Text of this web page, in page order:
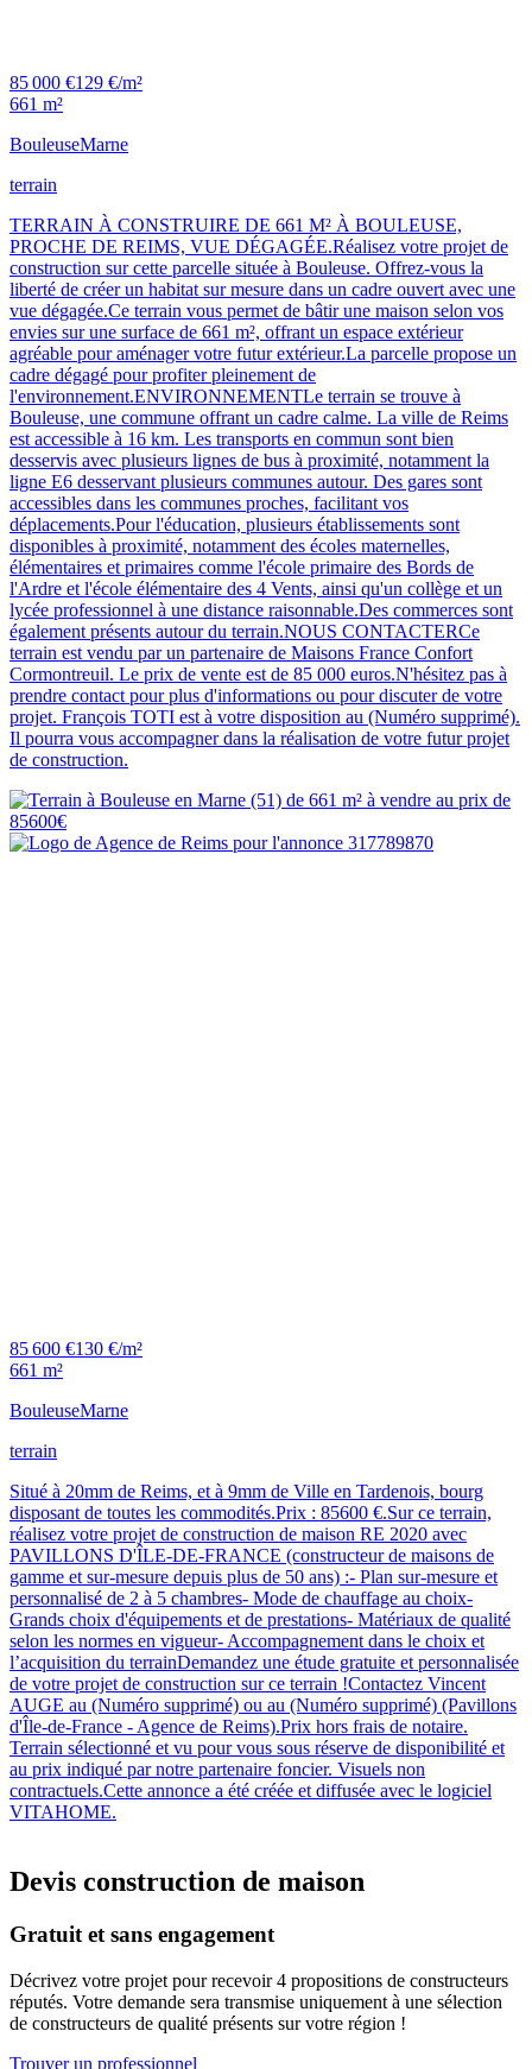
85 000 €129 €/m²
661 m²
BouleuseMarne
terrain
TERRAIN À CONSTRUIRE DE 661 M² À BOULEUSE,
PROCHE DE REIMS, VUE DÉGAGÉE.Réalisez votre projet de
construction sur cette parcelle située à Bouleuse. Offrez-vous la
liberté de créer un habitat sur mesure dans un cadre ouvert avec une
vue dégagée.Ce terrain vous permet de bâtir une maison selon vos
envies sur une surface de 661 m², offrant un espace extérieur
agréable pour aménager votre futur extérieur.La parcelle propose un
cadre dégagé pour profiter pleinement de
l'environnement.ENVIRONNEMENTLe terrain se trouve à
Bouleuse, une commune offrant un cadre calme. La ville de Reims
est accessible à 16 km. Les transports en commun sont bien
desservis avec plusieurs lignes de bus à proximité, notamment la
ligne E6 desservant plusieurs communes autour. Des gares sont
accessibles dans les communes proches, facilitant vos
déplacements.Pour l'éducation, plusieurs établissements sont
disponibles à proximité, notamment des écoles maternelles,
élémentaires et primaires comme l'école primaire des Bords de
l'Ardre et l'école élémentaire des 4 Vents, ainsi qu'un collège et un
lycée professionnel à une distance raisonnable.Des commerces sont
également présents autour du terrain.NOUS CONTACTERCe
terrain est vendu par un partenaire de Maisons France Confort
Cormontreuil. Le prix de vente est de 85 000 euros.N'hésitez pas à
prendre contact pour plus d'informations ou pour discuter de votre
projet. François TOTI est à votre disposition au (Numéro supprimé).
Il pourra vous accompagner dans la réalisation de votre futur projet
de construction.
85 600 €130 €/m²
661 m²
BouleuseMarne
terrain
Situé à 20mm de Reims, et à 9mm de Ville en Tardenois, bourg
disposant de toutes les commodités.Prix : 85600 €.Sur ce terrain,
réalisez votre projet de construction de maison RE 2020 avec
PAVILLONS D'ÎLE-DE-FRANCE (constructeur de maisons de
gamme et sur-mesure depuis plus de 50 ans) :- Plan sur-mesure et
personnalisé de 2 à 5 chambres- Mode de chauffage au choix-
Grands choix d'équipements et de prestations- Matériaux de qualité
selon les normes en vigueur- Accompagnement dans le choix et
l’acquisition du terrainDemandez une étude gratuite et personnalisée
de votre projet de construction sur ce terrain !Contactez Vincent
AUGE au (Numéro supprimé) ou au (Numéro supprimé) (Pavillons
d'Île-de-France - Agence de Reims).Prix hors frais de notaire.
Terrain sélectionné et vu pour vous sous réserve de disponibilité et
au prix indiqué par notre partenaire foncier. Visuels non
contractuels.Cette annonce a été créée et diffusée avec le logiciel
VITAHOME.
Devis construction de maison
Gratuit et sans engagement
Décrivez votre projet pour recevoir 4 propositions de constructeurs
réputés. Votre demande sera transmise uniquement à une sélection
de constructeurs de qualité présents sur votre région !
Trouver un professionnel